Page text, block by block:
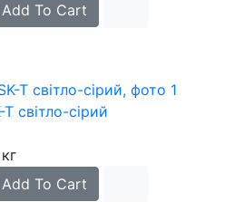
Add To Cart
світло-сірий
Add To Cart